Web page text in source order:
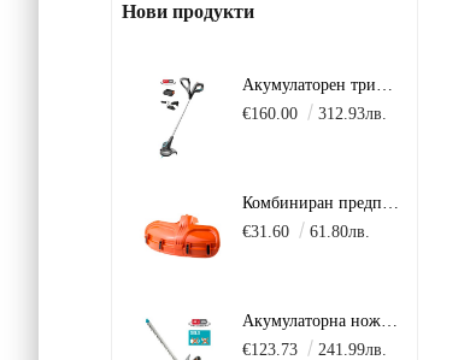
Нови продукти
Акумулаторен тример GARDENA SmallCut 23 см 18V P4A в комплект с батерия 2.5Ah + зарядно AL 18 V.
€160.00
312.93лв.
Комбиниран предпазител за моторни коси Husqvarna 135/236/241/243/253/333/335/535/541/543/553
€31.60
61.80лв.
Акумулаторна ножица за жив плет GARDENA ComfortCut 50 18V P4A Solo без батерия и зарядно
€123.73
241.99лв.